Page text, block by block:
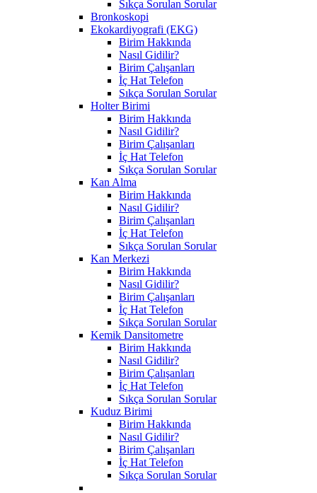
Sıkça Sorulan Sorular
Bronkoskopi
Ekokardiyografi (EKG)
Birim Hakkında
Nasıl Gidilir?
Birim Çalışanları
İç Hat Telefon
Sıkça Sorulan Sorular
Holter Birimi
Birim Hakkında
Nasıl Gidilir?
Birim Çalışanları
İç Hat Telefon
Sıkça Sorulan Sorular
Kan Alma
Birim Hakkında
Nasıl Gidilir?
Birim Çalışanları
İç Hat Telefon
Sıkça Sorulan Sorular
Kan Merkezi
Birim Hakkında
Nasıl Gidilir?
Birim Çalışanları
İç Hat Telefon
Sıkça Sorulan Sorular
Kemik Dansitometre
Birim Hakkında
Nasıl Gidilir?
Birim Çalışanları
İç Hat Telefon
Sıkça Sorulan Sorular
Kuduz Birimi
Birim Hakkında
Nasıl Gidilir?
Birim Çalışanları
İç Hat Telefon
Sıkça Sorulan Sorular